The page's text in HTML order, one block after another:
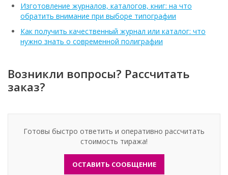
Изготовление журналов, каталогов, книг: на что
обратить внимание при выборе типографии
Как получить качественный журнал или каталог: что
нужно знать о современной полиграфии
Возникли вопросы? Рассчитать
заказ?
Готовы быстро ответить и оперативно рассчитать
стоимость тиража!
ОСТАВИТЬ СООБЩЕНИЕ